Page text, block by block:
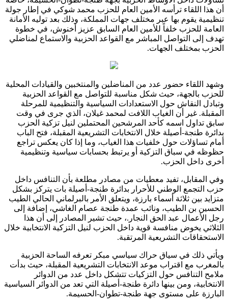
أن هذا اللقاء ترأسه الأمين العام للحزب محمد شوكي في إطار جولة
تنظيمية يقوم بها عبر مختلف جهات المملكة، وذلك بعد توليه الأمانة
العامة للحزب خلفاً للأمين العام السابق عزيز أخنوش، في خطوة
تهدف إلى التواصل المباشر مع القواعد الحزبية والاستماع لمناضلي
الحزب بمختلف الجهات.
وشهد اللقاء حضور عدد من المناضلين والمنتخبين والقيادات المحلية
للحزب بالجهة، حيث شكل مناسبة للتواصل مع القواعد الحزبية
وتبادل النقاش حول الاستعدادات السياسية والتنظيمية للمرحلة
المقبلة. غير أن الغياب اللافت لمحمد غيلان، الذي جرى في وقت
سابق تداول اسمه كأحد المرشحين المحتملين لنيل تزكية الحزب
بدائرة طنجة-أصيلة خلال الانتخابات التشريعية المقبلة، فتح الباب
أمام تساؤلات حول خلفيات هذا الغياب، وما إذا كان يعكس تراجع
حظوظه في سباق التزكية أو يرتبط بحسابات سياسية وتنظيمية
أخرى داخل الحزب.
وفي المقابل، تفيد معطيات من مصادر مطلعة بأن التنافس داخل
حزب التجمع الوطني للأحرار بدائرة طنجة-أصيلة بات يتركز بشكل
متزايد بين ثلاثة أسماء بارزة، ويتعلق الأمر بالبرلماني الحالي الطيب
الحسين بن الطيب، ونائب عمدة طنجة عصام الغاشي، إضافة إلى
رجل الأعمال عبد الحق النجار.، حيث تشير المصادر إلى أن هذا
الثلاثي يخوض منافسة قوية داخل الحزب لنيل التزكية الانتخابية خلال
الاستحقاقات التشريعية المرتقبة.
ويأتي ذلك في سياق حراك سياسي مبكر تعرفه الساحة الحزبية
بالمغرب مع اقتراب موعد الانتخابات التشريعية المقبلة، حيث بدأت
ملامح التنافس حول التزكيات تتشكل داخل عدد من الدوائر
الانتخابية، ومن بينها دائرة طنجة-أصيلة التي تعد من الدوائر السياسية
البارزة على مستوى جهة طنجة-تطوان-الحسيمة.